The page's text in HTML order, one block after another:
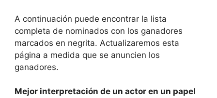
A continuación puede encontrar la lista
completa de nominados con los ganadores
marcados en negrita. Actualizaremos esta
página a medida que se anuncien los
ganadores.
Mejor interpretación de un actor en un papel